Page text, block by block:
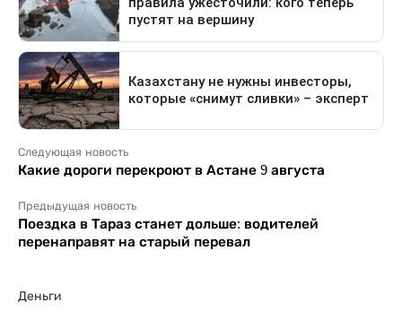
Следующая новость
Какие дороги перекроют в Астане 9 августа
Предыдущая новость
Поездка в Тараз станет дольше: водителей
перенаправят на старый перевал
Деньги